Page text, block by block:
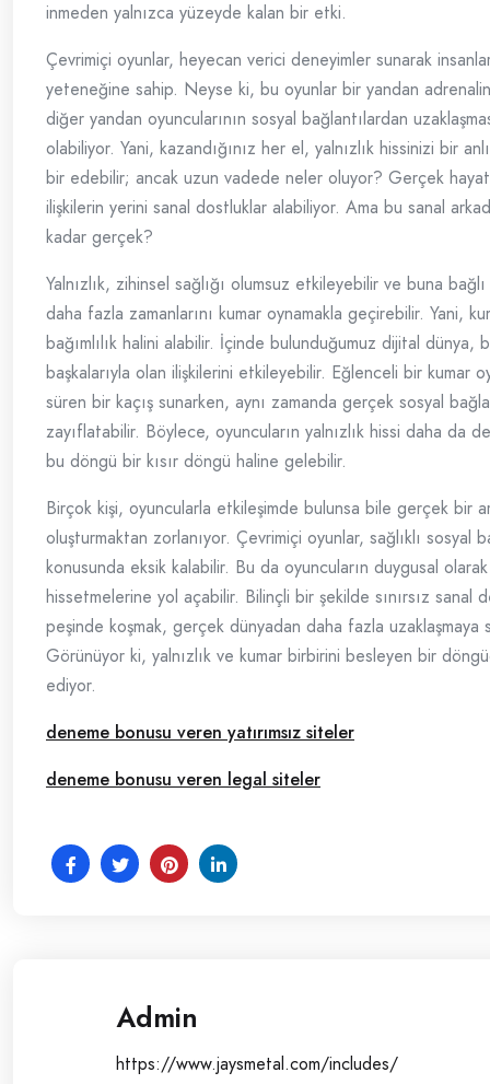
inmeden yalnızca yüzeyde kalan bir etki.
Çevrimiçi oyunlar, heyecan verici deneyimler sunarak
yeteneğine sahip. Neyse ki, bu oyunlar bir yandan
diğer yandan oyuncularının sosyal bağlantılardan
olabiliyor. Yani, kazandığınız her el, yalnızlık hissinizi bir
bir edebilir; ancak uzun vadede neler oluyor? Gerçek
ilişkilerin yerini sanal dostluklar alabiliyor. Ama bu sanal
kadar gerçek?
Yalnızlık, zihinsel sağlığı olumsuz etkileyebilir ve buna
daha fazla zamanlarını kumar oynamakla geçirebilir. Yani,
bağımlılık halini alabilir. İçinde bulunduğumuz dijital dünya,
başkalarıyla olan ilişkilerini etkileyebilir. Eğlenceli bir kumar
süren bir kaçış sunarken, aynı zamanda gerçek sosyal
zayıflatabilir. Böylece, oyuncuların yalnızlık hissi daha da
bu döngü bir kısır döngü haline gelebilir.
Birçok kişi, oyuncularla etkileşimde bulunsa bile gerçek bir
oluşturmaktan zorlanıyor. Çevrimiçi oyunlar, sağlıklı sosyal
konusunda eksik kalabilir. Bu da oyuncuların duygusal
hissetmelerine yol açabilir. Bilinçli bir şekilde sınırsız sanal
peşinde koşmak, gerçek dünyadan daha fazla uzaklaşmaya
Görünüyor ki, yalnızlık ve kumar birbirini besleyen bir
ediyor.
deneme bonusu veren yatırımsız siteler
deneme bonusu veren legal siteler
Admin
https://www.jaysmetal.com/includes/